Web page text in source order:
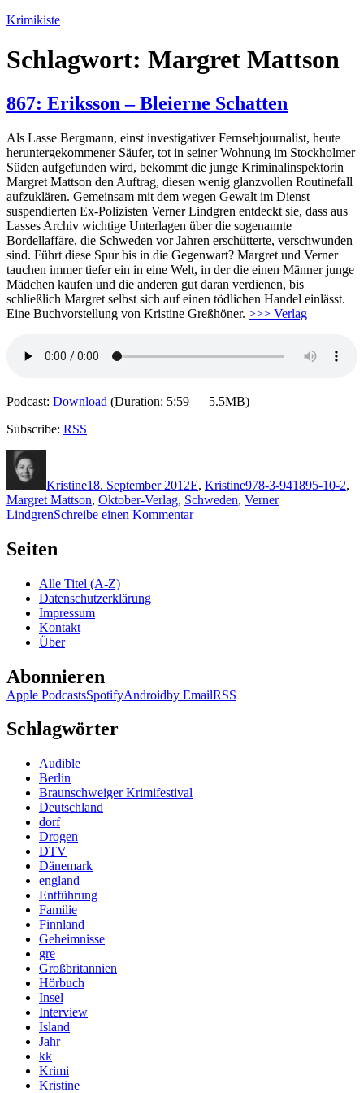
Zum
springen
Krimikiste
Schlagwort: Margret Mattson
867: Eriksson – Bleierne Schatten
Als Lasse Bergmann, einst investigativer Fernsehjournalist, heute
heruntergekommener Säufer, tot in seiner Wohnung im Stockholmer
Süden aufgefunden wird, bekommt die junge Kriminalinspektorin
Margret Mattson den Auftrag, diesen wenig glanzvollen Routinefall
aufzuklären. Gemeinsam mit dem wegen Gewalt im Dienst
suspendierten Ex-Polizisten Verner Lindgren entdeckt sie, dass aus
Lasses Archiv wichtige Unterlagen über die sogenannte
Bordellaffäre, die Schweden vor Jahren erschütterte, verschwunden
sind. Führt diese Spur bis in die Gegenwart? Margret und Verner
tauchen immer tiefer ein in eine Welt, in der die einen Männer junge
Mädchen kaufen und die anderen gut daran verdienen, bis
schließlich Margret selbst sich auf einen tödlichen Handel einlässt.
Eine Buchvorstellung von Kristine Greßhöner. >>> Verlag
Podcast: Download (Duration: 5:59 — 5.5MB)
Subscribe: RSS
Kristine18. September 2012E, Kristine978-3-941895-10-2,
Margret Mattson, Oktober-Verlag, Schweden, Verner
LindgrenSchreibe einen Kommentarzu
Seiten
Alle Titel (A-Z)
Datenschutzerklärung
Impressum
Kontakt
Über
Abonnieren
Apple PodcastsSpotifyAndroidby EmailRSS
Schlagwörter
Audible
Berlin
Braunschweiger Krimifestival
Deutschland
dorf
Drogen
DTV
Dänemark
england
Entführung
Familie
Finnland
Geheimnisse
gre
Großbritannien
Hörbuch
Insel
Interview
Island
Jahr
kk
Krimi
Kristine